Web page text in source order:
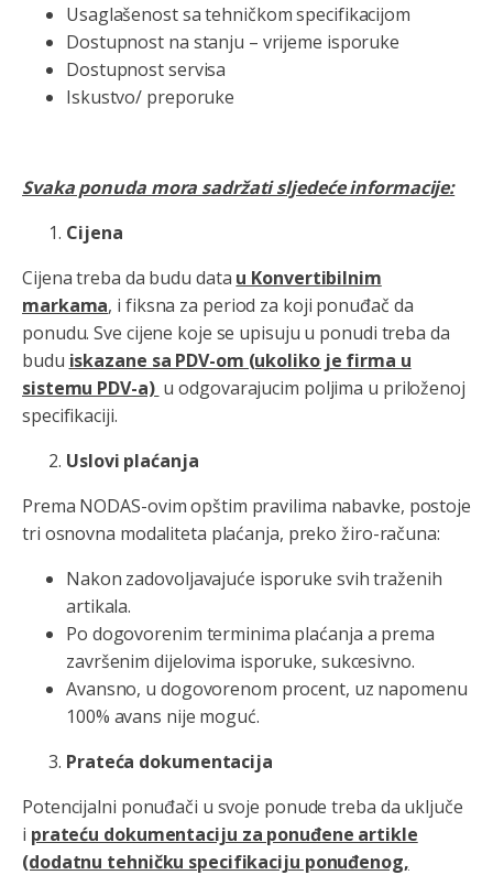
Usaglašenost sa tehničkom specifikacijom
Dostupnost na stanju – vrijeme isporuke
Dostupnost servisa
Iskustvo/ preporuke
Svaka ponuda mora sadržati sljedeće informacije:
Cijena
Cijena treba da budu data u Konvertibilnim
markama, i fiksna za period za koji ponuđač da
ponudu. Sve cijene koje se upisuju u ponudi treba da
budu iskazane sa PDV-om (ukoliko je firma u
sistemu PDV-a) u odgovarajucim poljima u priloženoj
specifikaciji.
Uslovi plaćanja
Prema NODAS-ovim opštim pravilima nabavke, postoje
tri osnovna modaliteta plaćanja, preko žiro-računa:
Nakon zadovoljavajuće isporuke svih traženih
artikala.
Po dogovorenim terminima plaćanja a prema
završenim dijelovima isporuke, sukcesivno.
Avansno, u dogovorenom procent, uz napomenu
100% avans nije moguć.
Prateća dokumentacija
Potencijalni ponuđači u svoje ponude treba da uključe
i prateću dokumentaciju za ponuđene artikle
(dodatnu tehničku specifikaciju ponuđenog,